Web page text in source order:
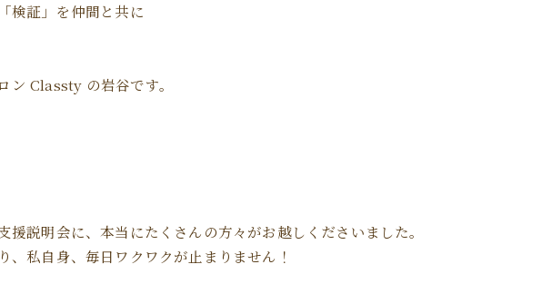
検証」を仲間と共に
ン Classty の岩谷です。
説明会に、本当にたくさんの方々がお越しくださいました。
私自身、毎日ワクワクが止まりません！